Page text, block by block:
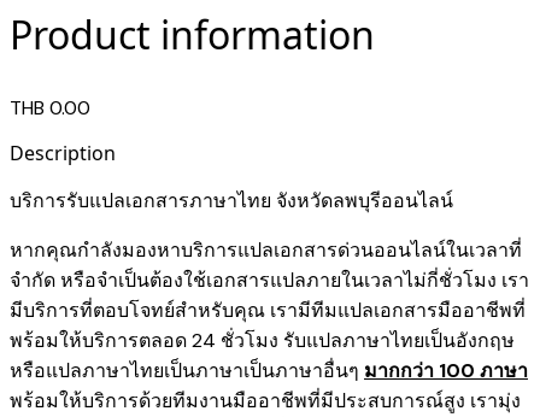
Product information
THB 0.00
Description
บริการรับแปลเอกสารภาษาไทย จังหวัดลพบุรีออนไลน์
หากคุณกำลังมองหาบริการแปลเอกสารด่วนออนไลน์ในเวลาที่
จำกัด หรือจำเป็นต้องใช้เอกสารแปลภายในเวลาไม่กี่ชั่วโมง เรา
มีบริการที่ตอบโจทย์สำหรับคุณ เรามีทีมแปลเอกสารมืออาชีพที่
พร้อมให้บริการตลอด 24 ชั่วโมง รับแปลภาษาไทยเป็นอังกฤษ
หรือแปลภาษาไทยเป็นภาษาเป็นภาษาอื่นๆ มากกว่า 100 ภาษา
พร้อมให้บริการด้วยทีมงานมืออาชีพที่มีประสบการณ์สูง เรามุ่ง